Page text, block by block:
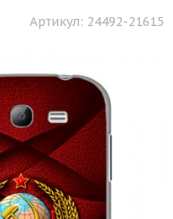
Артикул: 24492-21615